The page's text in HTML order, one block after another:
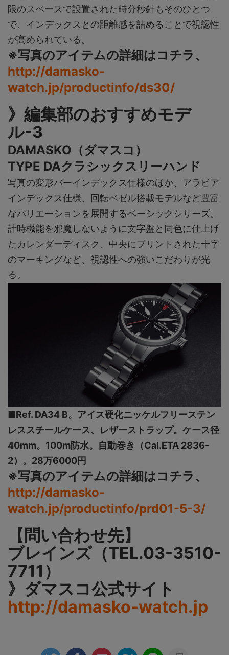
限のスペースで設置された時分秒針もそのひとつ
で、インデックスとの距離感を詰めることで視認性
が高められている。
※写真のアイテムの詳細はコチラ、
http://damasko-
watch.jp/productinfo/ds30/
》編集部のおすすめモデ
ル-3
DAMASKO（ダマスコ）
TYPE DAクラシックスリーハンド
写真の変形バーインデックス仕様のほか、アラビア
インデックス仕様、回転ベゼル搭載モデルなど豊富
なバリエーションを展開するベーシックシリーズ。
計時機能を邪魔しないように文字盤と同色に仕上げ
たカレンダーディスク、中央にプリントされた十字
のマーキングなど、視認性への強いこだわりが光
る。
■Ref. DA34 B。アイス硬化ニッケルフリーステン
レススチールケース、レザーストラップ。ケース径
40mm。100m防水。自動巻き（Cal.ETA 2836-
2）。28万6000円
※写真のアイテムの詳細はコチラ、
http://damasko-
watch.jp/productinfo/prd01-5-3/
【問い合わせ先】
ブレインズ（TEL.03-3510-
7711）
》ダマスコ公式サイト
http://damasko-watch.jp